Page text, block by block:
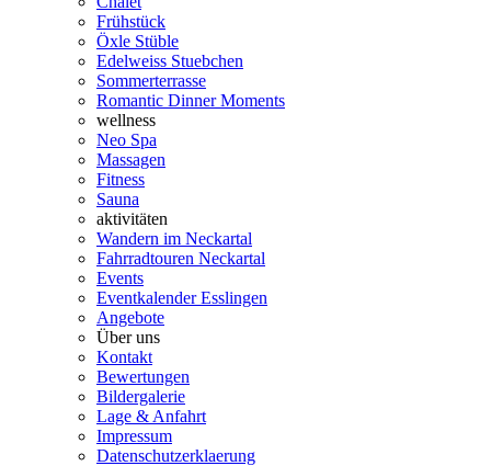
Frühstück
Öxle Stüble
Edelweiss Stuebchen
Sommerterrasse
Romantic Dinner Moments
wellness
Neo Spa
Massagen
Fitness
Sauna
aktivitäten
Wandern im Neckartal
Fahrradtouren Neckartal
Events
Eventkalender Esslingen
Angebote
Über uns
Kontakt
Bewertungen
Bildergalerie
Lage & Anfahrt
Impressum
Datenschutzerklaerung